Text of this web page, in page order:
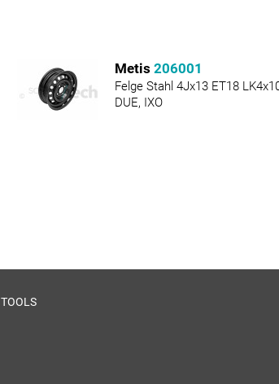
Metis 206001
Felge Stahl 4Jx13 ET18
DUE, IXO
TOOLS